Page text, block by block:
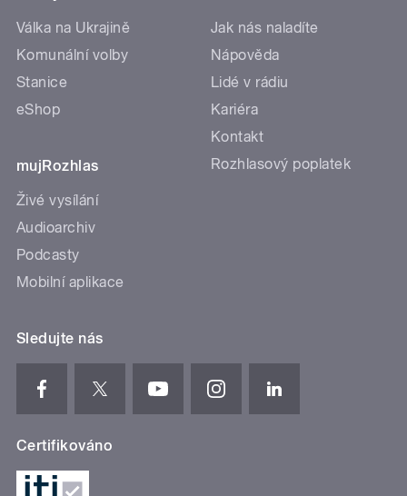
Válka na Ukrajině
Komunální volby
Stanice
eShop
mujRozhlas
Živé vysílání
Audioarchiv
Podcasty
Mobilní aplikace
Jak nás naladíte
Nápověda
Lidé v rádiu
Kariéra
Kontakt
Rozhlasový poplatek
Sledujte nás
Certifikováno